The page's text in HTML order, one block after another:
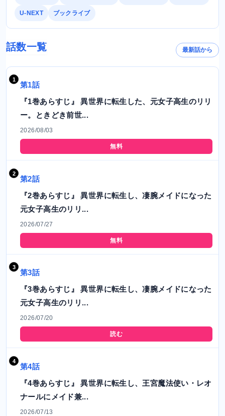
U-NEXT ブックライブ
話数一覧 最新話から
第1話
『1巻あらすじ』 異世界に転生した、元女子高生のリリ
ー。ときどき前世...
2026/08/03
無料
第2話
『2巻あらすじ』 異世界に転生し、凄腕メイドになった
元女子高生のリリ...
2026/07/27
無料
第3話
『3巻あらすじ』 異世界に転生し、凄腕メイドになった
元女子高生のリリ...
2026/07/20
読む
第4話
『4巻あらすじ』 異世界に転生し、王宮魔法使い・レオ
ナールにメイド兼...
2026/07/13